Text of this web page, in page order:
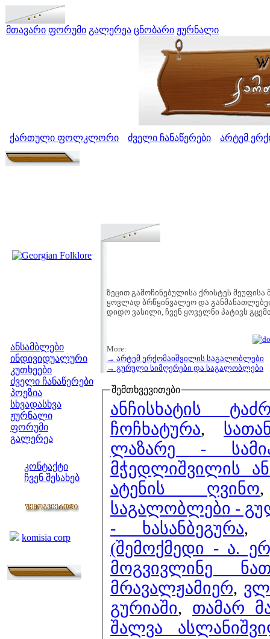
მთავარი ფორუმი გალერეა ცნობარი ჟურნალი
ქართული ფოლკლორი ძველი ჩანაწერები არტემ
ანსამბლები
ინდივიდუალური
კუთხეები
ძველი ჩანაწერები
პოეზია
სხვადასხვა
ჟურნალი
ფორუმი
გალერეა
კონტაქტი
ჩვენ შესახებ
komisia corp
ზეცით გამოჩინებულისა ქრისტეს
ყოვლად ბრწყინვალეო და
დიდო ვასილი, ჩვენ ყოველნი პატივს
More:
→ არტემ ერქომაიშვილის საგალობლები
→ გურული სიმღერები და საგალობლები
შემთხვევითები
ანჩისხატის
ჩოჩხატურა,
ლაზარე -
მჭედლიშვილის
ატენის ღვინო
საგალობლები -
- ხასანბეგურა
(შემოქმედი - ა.
მოგვივლინე
მრავალჟამიერ,
გურიაში, თამარ
შალვა